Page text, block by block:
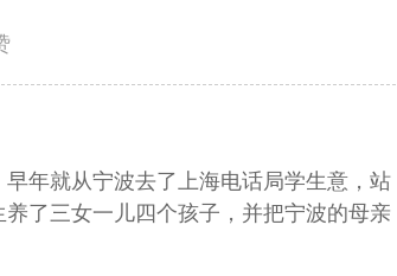
年就从宁波去了上海电话局学生意，站
了三女一儿四个孩子，并把宁波的母亲